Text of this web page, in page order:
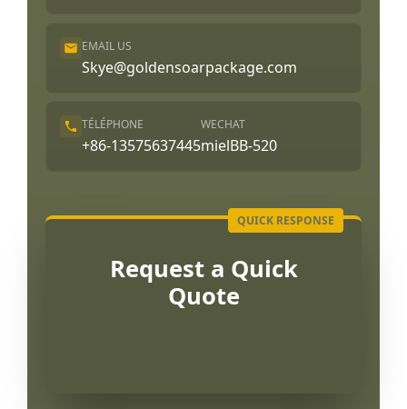
EMAIL US
Skye@goldensoarpackage.com
TÉLÉPHONE
+86-13575637445
WECHAT
mielBB-520
Request a Quick
Quote